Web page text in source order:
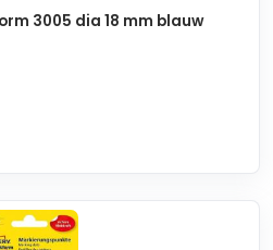
3005 dia 18 mm blauw